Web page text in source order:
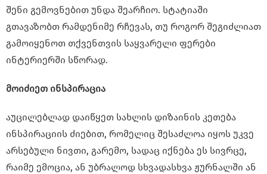
შენი გემოვნებით უნდა შეარჩიო. სტატიაში
გთავაზობთ რამდენიმე რჩევას, თუ როგორ შეგიძლიათ
გამოიყენოთ თქვენთვის საყვარელი ფერები
ინტერიერში სწორად.
მოიძიეთ ინსპირაცია
აუცილებლად დაიწყეთ სახლის დიზაინის კეთება
ინსპირაციის ძიებით, რომელიც შესაძლოა იყოს უკვე
არსებული ნივთი, გარემო, სადაც იქნება ეს სივრცე,
რაიმე ემოცია, ან უბრალოდ სხვადასხვა ჟურნალში ან